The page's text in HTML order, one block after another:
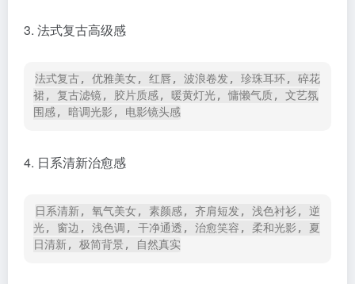
3. 法式复古高级感
法式复古, 优雅美女, 红唇, 波浪卷发, 珍珠耳环, 碎花
裙, 复古滤镜, 胶片质感, 暖黄灯光, 慵懒气质, 文艺氛
围感, 暗调光影, 电影镜头感
4. 日系清新治愈感
日系清新, 氧气美女, 素颜感, 齐肩短发, 浅色衬衫, 逆
光, 窗边, 浅色调, 干净通透, 治愈笑容, 柔和光影, 夏
日清新, 极简背景, 自然真实